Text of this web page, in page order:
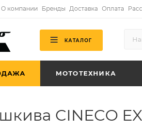
О компании Бренды Доставка Оплата
КАТАЛОГ
МОТОТЕХНИКА
CINECO